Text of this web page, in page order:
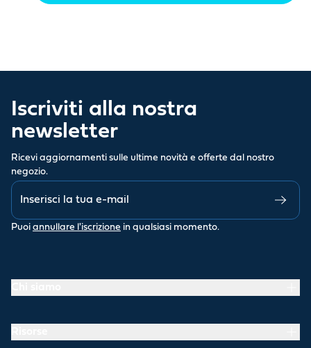
Iscriviti alla nostra
newsletter
Ricevi aggiornamenti sulle ultime novità e offerte dal nostro
negozio.
Puoi annullare l'iscrizione in qualsiasi momento.